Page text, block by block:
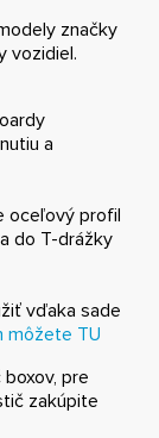
značky
vozidiel.
a
oceľový profil
do T-drážky
vďaka sade
môžete TU
pre
zakúpite